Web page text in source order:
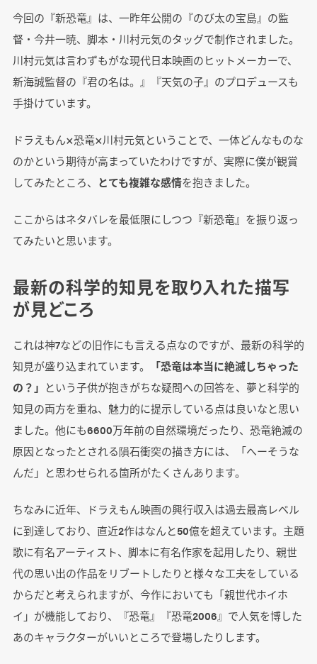
今回の『新恐竜』は、一昨年公開の『のび太の宝島』の監
督・今井一暁、脚本・川村元気のタッグで制作されました。
川村元気は言わずもがな現代日本映画のヒットメーカーで、
新海誠監督の『君の名は。』『天気の子』のプロデュースも
手掛けています。
ドラえもん×恐竜×川村元気ということで、一体どんなものな
のかという期待が高まっていたわけですが、実際に僕が観賞
してみたところ、 とても複雑な感情を抱きました。
ここからはネタバレを最低限にしつつ『新恐竜』を振り返っ
てみたいと思います。
最新の科学的知見を取り入れた描写
が見どころ
これは神7などの旧作にも言える点なのですが、最新の科学的
知見が盛り込まれています。
「恐竜は本当に絶滅しちゃった
の？」 という子供が抱きがちな疑問への回答を、夢と科学的
知見の両方を重ね、魅力的に提示している点は良いなと思い
ました。他にも6600万年前の自然環境だったり、恐竜絶滅の
原因となったとされる隕石衝突の描き方には、「へーそうな
んだ」と思わせられる箇所がたくさんあります。
ちなみに近年、ドラえもん映画の興行収入は過去最高レベル
に到達しており、直近2作はなんと50億を超えています。主題
歌に有名アーティスト、脚本に有名作家を起用したり、親世
代の思い出の作品をリブートしたりと様々な工夫をしている
からだと考えられますが、今作においても「親世代ホイホ
イ」が機能しており、『恐竜』『恐竜2006』で人気を博した
あのキャラクターがいいところで登場したりします。